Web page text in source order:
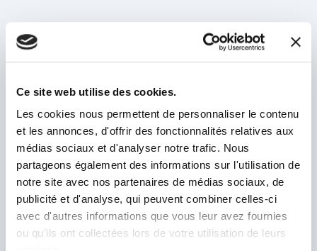
Ce site web utilise des cookies.
Les cookies nous permettent de personnaliser le contenu
et les annonces, d'offrir des fonctionnalités relatives aux
médias sociaux et d'analyser notre trafic. Nous
partageons également des informations sur l'utilisation de
notre site avec nos partenaires de médias sociaux, de
publicité et d'analyse, qui peuvent combiner celles-ci
avec d'autres informations que vous leur avez fournies
ou qu'ils ont collectées lors de votre utilisation de leurs